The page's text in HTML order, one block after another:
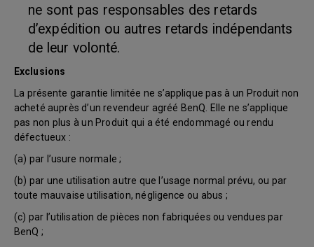
ne sont pas responsables des retards
d’expédition ou autres retards indépendants
de leur volonté.
Exclusions
La présente garantie limitée ne s’applique pas à un Produit non
acheté auprès d’un revendeur agréé BenQ. Elle ne s’applique
pas non plus à un Produit qui a été endommagé ou rendu
défectueux :
(a) par l’usure normale ;
(b) par une utilisation autre que l’usage normal prévu, ou par
toute mauvaise utilisation, négligence ou abus ;
(c) par l’utilisation de pièces non fabriquées ou vendues par
BenQ ;